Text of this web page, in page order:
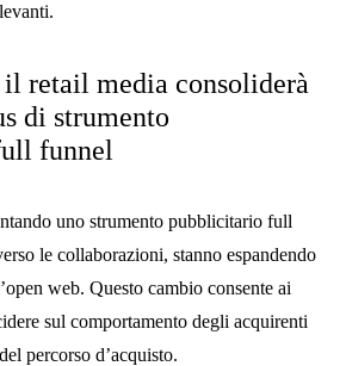
il retail media consoliderà
di strumento
funnel
uno strumento pubblicitario full
le collaborazioni, stanno espandendo
web. Questo cambio consente ai
sul comportamento degli acquirenti
percorso d’acquisto.